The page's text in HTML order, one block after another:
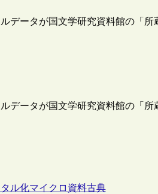
データが国文学研究資料館の「
データが国文学研究資料館の「
ル化マイクロ資料古典